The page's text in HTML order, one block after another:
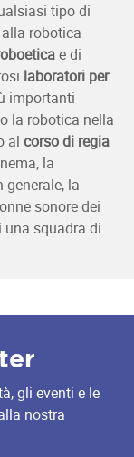
tipo di
robotica
e di
laboratori per
importanti
la robotica nella
al corso di regia
la
generale, la
sonore dei
squadra di
gli eventi e le
nostra